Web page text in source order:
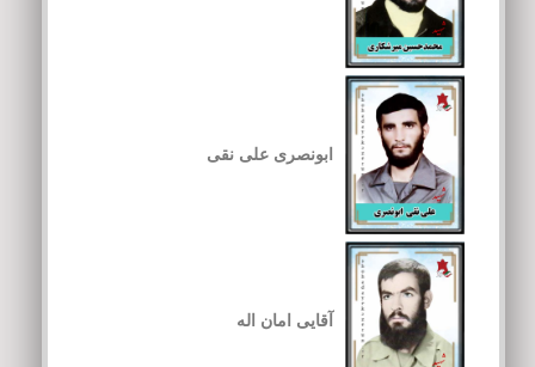
ابونصری علی نقی
آقایی امان اله